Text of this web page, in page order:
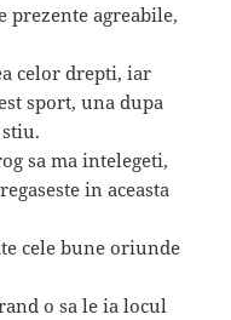
prezente agreabile,
celor drepti, iar
sport, una dupa
sa ma intelegeti,
in aceasta
cele bune oriunde
o sa le ia locul